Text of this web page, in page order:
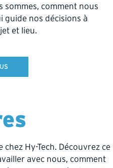
sommes, comment nous
guide nos décisions à
et lieu.
Hy-Tech. Découvrez ce
avec nous, comment
ÉTATS-UNIS
legally authorized to work